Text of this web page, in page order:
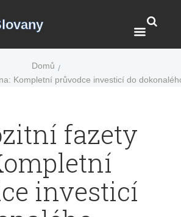
Domů
Kompletní průvodce investicí do
fazety
investicí